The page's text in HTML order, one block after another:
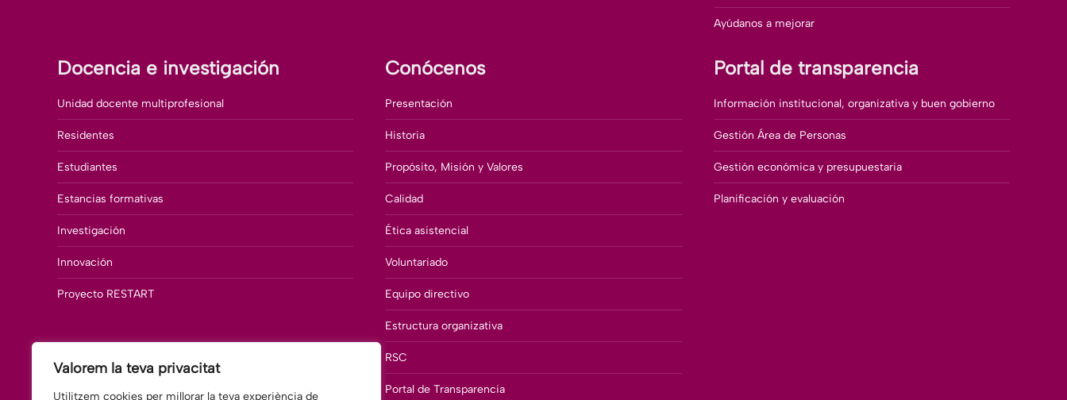
Valorem la teva privacitat
Utilitzem cookies per millorar la teva experiència de
Ayúdanos a mejorar
Docencia e investigación
Unidad docente multiprofesional
Residentes
Estudiantes
Estancias formativas
Investigación
Innovación
Proyecto RESTART
Conócenos
Presentación
Historia
Propósito, Misión y Valores
Calidad
Ética asistencial
Voluntariado
Equipo directivo
Estructura organizativa
RSC
Portal de Transparencia
Portal de transparencia
Información institucional, organizativa y buen gobierno
Gestión Área de Personas
Gestión económica y presupuestaria
Planificación y evaluación